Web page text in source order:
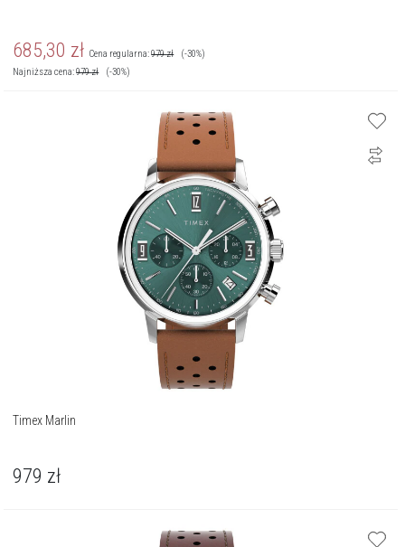
685,30 zł Cena regularna:979zł
(-30%)
Najniższa cena:979zł (-30%)
Timex Marlin
979 zł